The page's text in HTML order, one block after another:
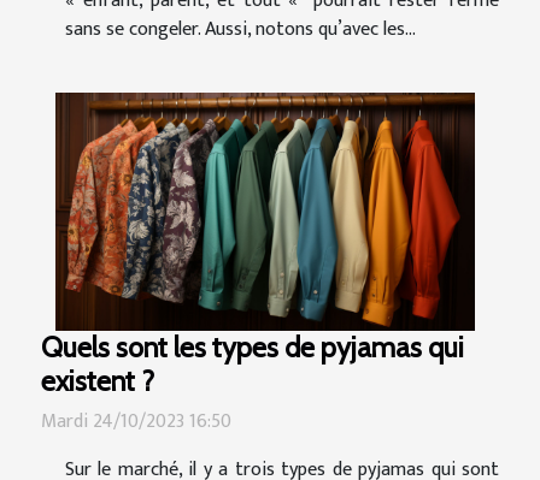
sans se congeler. Aussi, notons qu’avec les...
Quels sont les types de pyjamas qui
existent ?
Mardi 24/10/2023 16:50
Sur le marché, il y a trois types de pyjamas qui sont